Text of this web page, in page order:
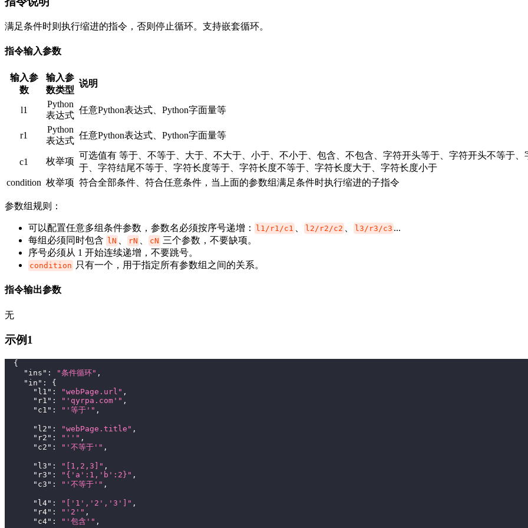
满足条件时则执行缩进的指令，否则停止循环。支持嵌套循环。
指令输入参数
输入参
数
输入参
数类型
说明
l1
Python
表达式
任意Python表达式、Python字面量等
r1
Python
表达式
任意Python表达式、Python字面量等
c1 枚举项
可选值有 等于、不等于、大于、不大于、小于、不小于、包含、不包含、字符开头等于、字符开头不等于、
于、字符结尾不等于、字符长度等于、字符长度不等于、字符长度大于、字符长度小于
condition 枚举项 符合全部条件、符合任意条件，当上面的参数组满足条件时执行缩进的子指令
参数组规则：
可以配置任意多组条件参数，参数名必须按序号递增： l1/r1/c1 l2/r2/c2 l3/r3/c3 ...
每组必须同时包含 lN rN cN 三个参数，不要缺项。
序号必须从 1 开始连续递增，不要跳号。
condition 只有一个，用于指定所有参数组之间的关系。
指令输出参数
无
示例1
{
"ins" : "条件循环" ,
"in" :
{
"l1" : "webPage.url" ,
"r1" : "'qyrpa.com'" ,
"c1" : "'等于'" ,
"l2" : "webPage.title" ,
"r2" : "''" ,
"c2" : "'不等于'" ,
"l3" : "[1,2,3]" ,
"r3" : "{'a':1,'b':2}" ,
"c3" : "'不等于'" ,
"l4" : "['1','2','3']" ,
"r4" : "'2'" ,
"c4" : "'包含'" ,